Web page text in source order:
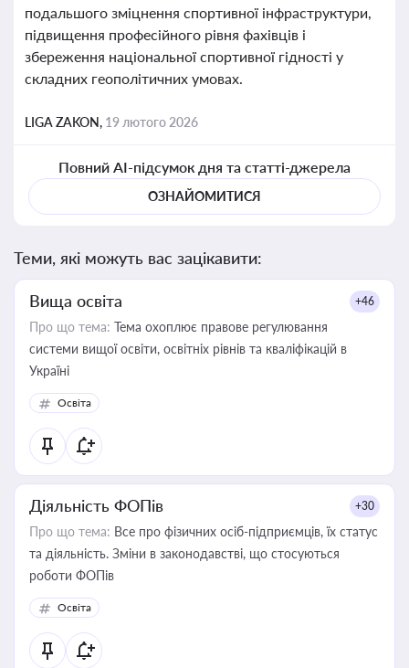
подальшого зміцнення спортивної інфраструктури,
підвищення професійного рівня фахівців і
збереження національної спортивної гідності у
складних геополітичних умовах.
LIGA ZAKON, 19 лютого 2026
Повний AI-підсумок дня та статті-джерела
ОЗНАЙОМИТИСЯ
Теми, які можуть вас зацікавити:
Вища освіта +46
Про що тема: Тема охоплює правове регулювання
системи вищої освіти, освітніх рівнів та кваліфікацій в
Україні
Освіта
Діяльність ФОПів +30
Про що тема: Все про фізичних осіб-підприємців, їх статус
та діяльність. Зміни в законодавстві, що стосуються
роботи ФОПів
Освіта